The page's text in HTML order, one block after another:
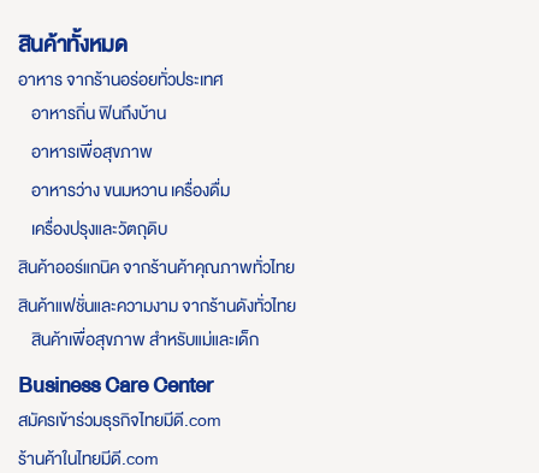
สินค้าทั้งหมด
อาหาร จากร้านอร่อยทั่วประเทศ
อาหารถิ่น ฟินถึงบ้าน
อาหารเพื่อสุขภาพ
อาหารว่าง ขนมหวาน เครื่องดื่ม
เครื่องปรุงและวัตถุดิบ
สินค้าออร์แกนิค จากร้านค้าคุณภาพทั่วไทย
สินค้าแฟชั่นและความงาม จากร้านดังทั่วไทย
สินค้าเพื่อสุขภาพ สำหรับแม่และเด็ก
Business Care Center
สมัครเข้าร่วมธุรกิจไทยมีดี.com
ร้านค้าในไทยมีดี.com